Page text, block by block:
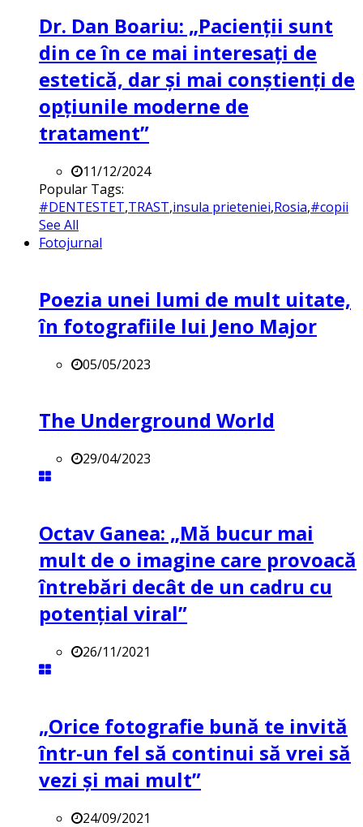
Dr. Dan Boariu: „Pacienții sunt
din ce în ce mai interesați de
estetică, dar și mai conștienți de
opțiunile moderne de
tratament”
11/12/2024
Popular Tags:
#DENTESTET,TRAST,insula prieteniei,Rosia,#copii
See All
Fotojurnal
Poezia unei lumi de mult uitate,
în fotografiile lui Jeno Major
05/05/2023
The Underground World
29/04/2023
Octav Ganea: „Mă bucur mai
mult de o imagine care provoacă
întrebări decât de un cadru cu
potenţial viral”
26/11/2021
„Orice fotografie bună te invită
într-un fel să continui să vrei să
vezi și mai mult”
24/09/2021